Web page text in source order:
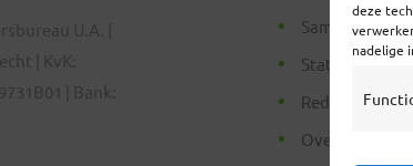
deze
nadelige
U.A. |
| KvK:
| Bank:
Samenwerken
Statuten
Over Ons